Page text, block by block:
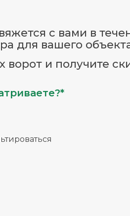
с вами в
для вашего
ворот и получите